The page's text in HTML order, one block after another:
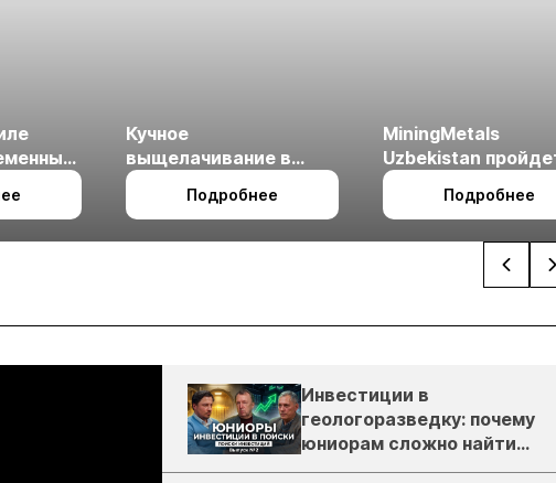
Кучное
выщелачивание в
холодном климате
Подробнее
MiningMetals
Uzbekistan
27 по 29 октября в
Ташкент
Подробнее
Инвестиции в
геологоразведку: почему
юниорам сложно найти
деньги